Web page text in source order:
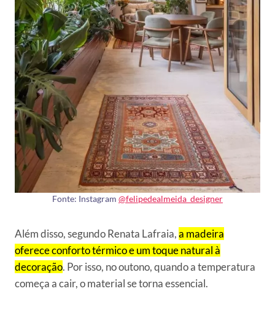
Fonte: Instagram @felipedealmeida_designer
Além disso, segundo Renata Lafraia,a madeira
oferece conforto térmico e um toque natural à
decoração. Por isso, no outono, quando a temperatura
começa a cair, o material se torna essencial.